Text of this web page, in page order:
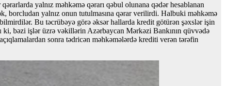
yalnız məhkəmə qərarı qəbul olunana qədər hesablanan
borcludan yalnız onun tutulmasına qərar verilirdi. Halbuki məhkəmə
Bu təcrübəyə görə əksər hallarda kredit götürən şəxslər işin
ki, bəzi işlər üzrə vəkillərin Azərbaycan Mərkəzi Bankının qüvvədə
sonra tədricən məhkəmələrdə krediti verən tərəfin